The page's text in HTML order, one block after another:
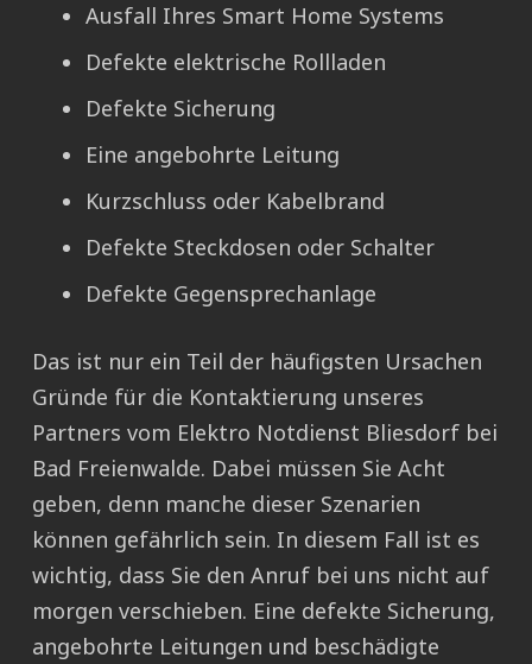
Ausfall Ihres Smart Home Systems
Defekte elektrische Rollladen
Defekte Sicherung
Eine angebohrte Leitung
Kurzschluss oder Kabelbrand
Defekte Steckdosen oder Schalter
Defekte Gegensprechanlage
Das ist nur ein Teil der häufigsten Ursachen
Gründe für die Kontaktierung unseres
Partners vom Elektro Notdienst Bliesdorf bei
Bad Freienwalde. Dabei müssen Sie Acht
geben, denn manche dieser Szenarien
können gefährlich sein. In diesem Fall ist es
wichtig, dass Sie den Anruf bei uns nicht auf
morgen verschieben. Eine defekte Sicherung,
angebohrte Leitungen und beschädigte